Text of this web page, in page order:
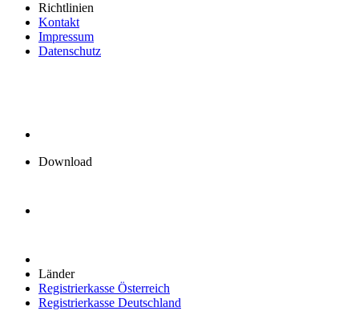
Richtlinien
Kontakt
Impressum
Datenschutz
Download
Länder
Registrierkasse Österreich
Registrierkasse Deutschland